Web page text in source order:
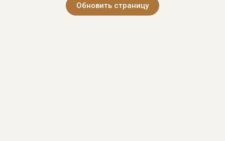
Обновить страницу